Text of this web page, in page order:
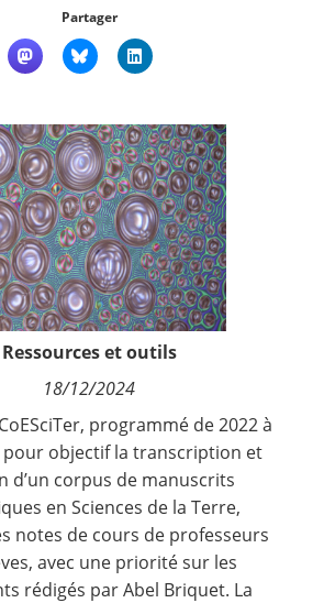
?
Partager
Ressources et outils
18/12/2024
programmé de 2022 à
pour objectif la transcription et
d’un corpus de manuscrits
en Sciences de la Terre,
notes de cours de professeurs
avec une priorité sur les
rédigés par Abel Briquet. La